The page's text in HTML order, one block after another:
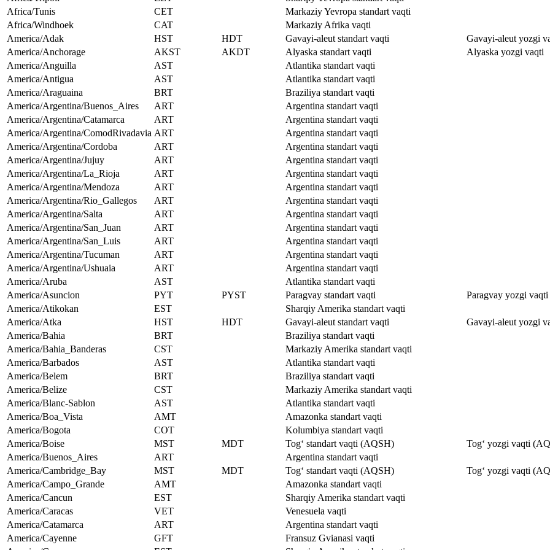
Africa/Tunis
CET
Markaziy Yevropa standart vaqti
Africa/Windhoek
CAT
Markaziy Afrika vaqti
America/Adak
HST HDT Gavayi-aleut standart vaqti
Gavayi-aleut yozgi
America/Anchorage
AKST AKDT Alyaska standart vaqti
Alyaska yozgi vaqti
America/Anguilla
AST
Atlantika standart vaqti
America/Antigua
AST
Atlantika standart vaqti
America/Araguaina
BRT
Braziliya standart vaqti
America/Argentina/Buenos_Aires
ART
Argentina standart vaqti
America/Argentina/Catamarca
ART
Argentina standart vaqti
America/Argentina/ComodRivadavia ART
Argentina standart vaqti
America/Argentina/Cordoba
ART
Argentina standart vaqti
America/Argentina/Jujuy
ART
Argentina standart vaqti
America/Argentina/La_Rioja
ART
Argentina standart vaqti
America/Argentina/Mendoza
ART
Argentina standart vaqti
America/Argentina/Rio_Gallegos
ART
Argentina standart vaqti
America/Argentina/Salta
ART
Argentina standart vaqti
America/Argentina/San_Juan
ART
Argentina standart vaqti
America/Argentina/San_Luis
ART
Argentina standart vaqti
America/Argentina/Tucuman
ART
Argentina standart vaqti
America/Argentina/Ushuaia
ART
Argentina standart vaqti
America/Aruba
AST
Atlantika standart vaqti
America/Asuncion
PYT PYST Paragvay standart vaqti
Paragvay yozgi vaqti
America/Atikokan
EST
Sharqiy Amerika standart vaqti
America/Atka
HST HDT Gavayi-aleut standart vaqti
Gavayi-aleut yozgi
America/Bahia
BRT
Braziliya standart vaqti
America/Bahia_Banderas
CST
Markaziy Amerika standart vaqti
America/Barbados
AST
Atlantika standart vaqti
America/Belem
BRT
Braziliya standart vaqti
America/Belize
CST
Markaziy Amerika standart vaqti
America/Blanc-Sablon
AST
Atlantika standart vaqti
America/Boa_Vista
AMT
Amazonka standart vaqti
America/Bogota
COT
Kolumbiya standart vaqti
America/Boise
MST MDT Tog‘ standart vaqti (AQSH)
Tog‘ yozgi vaqti
America/Buenos_Aires
ART
Argentina standart vaqti
America/Cambridge_Bay
MST MDT Tog‘ standart vaqti (AQSH)
Tog‘ yozgi vaqti
America/Campo_Grande
AMT
Amazonka standart vaqti
America/Cancun
EST
Sharqiy Amerika standart vaqti
America/Caracas
VET
Venesuela vaqti
America/Catamarca
ART
Argentina standart vaqti
America/Cayenne
GFT
Fransuz Gvianasi vaqti